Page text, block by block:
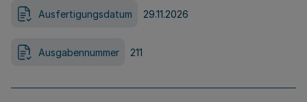
Ausfertigungsdatum 29.11.2026
Ausgabennummer 211